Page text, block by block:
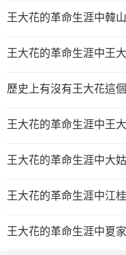
王大花的革命生涯中韓
王大花的革命生涯中王
歷史上有沒有王大花這
王大花的革命生涯中王
王大花的革命生涯中大
王大花的革命生涯中江
王大花的革命生涯中夏